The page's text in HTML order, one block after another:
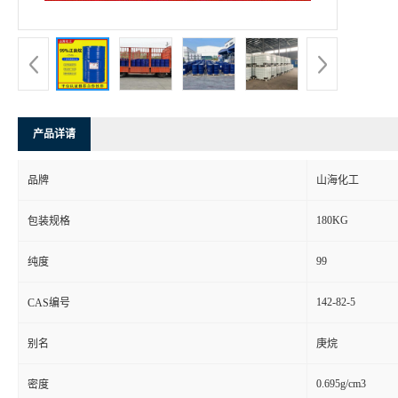
产品详请
品牌 山海化工
包装规格 180KG
纯度 99
CAS编号 142-82-5
别名 庚烷
密度 0.695g/cm3